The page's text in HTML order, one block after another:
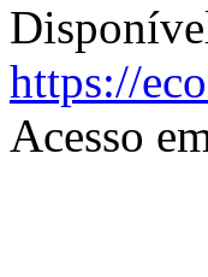
https://
Acesso